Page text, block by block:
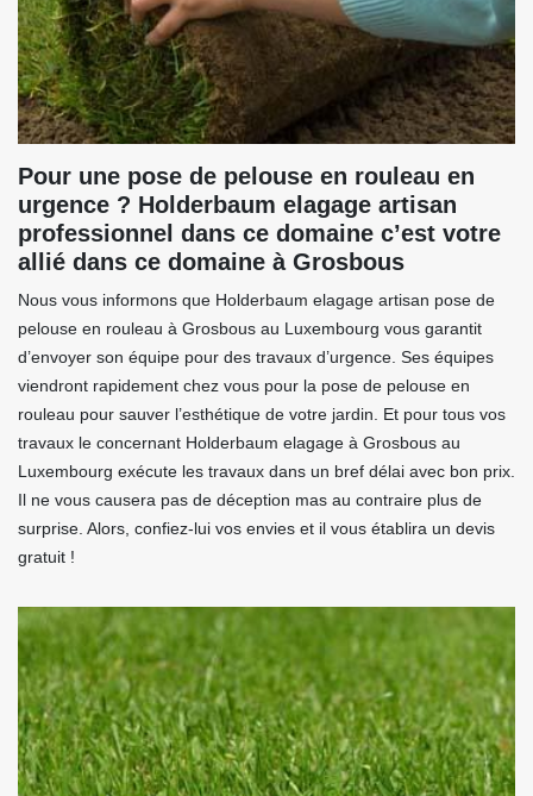
Pour une pose de pelouse en rouleau en
urgence ? Holderbaum elagage artisan
professionnel dans ce domaine c’est votre
allié dans ce domaine à Grosbous
Nous vous informons que Holderbaum elagage artisan pose de
pelouse en rouleau à Grosbous au Luxembourg vous garantit
d’envoyer son équipe pour des travaux d’urgence. Ses équipes
viendront rapidement chez vous pour la pose de pelouse en
rouleau pour sauver l’esthétique de votre jardin. Et pour tous vos
travaux le concernant Holderbaum elagage à Grosbous au
Luxembourg exécute les travaux dans un bref délai avec bon prix.
Il ne vous causera pas de déception mas au contraire plus de
surprise. Alors, confiez-lui vos envies et il vous établira un devis
gratuit !